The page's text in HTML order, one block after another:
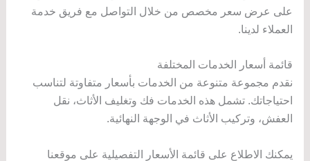
على عرض سعر مخصص من خلال التواصل مع فريق خدمة
العملاء لدينا.
قائمة أسعار الخدمات المختلفة
نقدم مجموعة متنوعة من الخدمات بأسعار متفاوتة لتناسب
احتياجاتك. تشمل هذه الخدمات فك وتغليف الأثاث، نقل
العفش، وتركيب الأثاث في الوجهة النهائية.
يمكنك الاطلاع على قائمة الأسعار التفصيلية على موقعنا